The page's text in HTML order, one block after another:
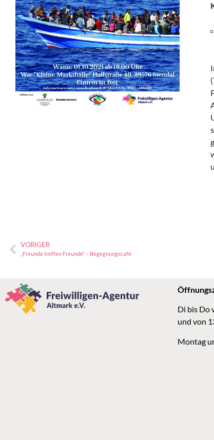
VORIGER
„Freunde treffen Freunde“ – Begegnungscafé
Di bis Do
und von
Montag